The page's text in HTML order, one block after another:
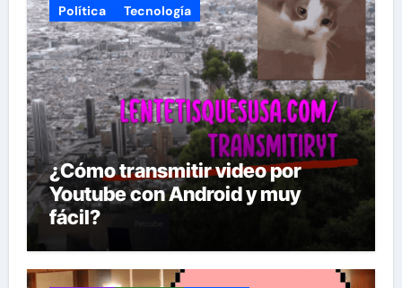
Política Tecnología
¿Cómo transmitir video por
Youtube con Android y muy
fácil?